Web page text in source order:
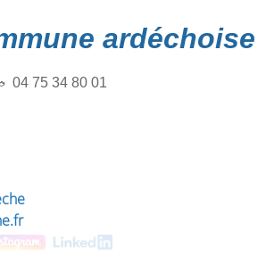
ardéchoise
04 75 34 80 01